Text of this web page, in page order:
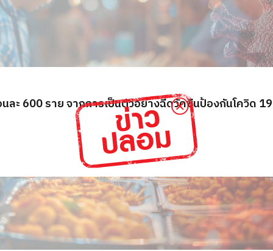
เสียชีวิตเดือนละ 600 ราย จากการเป็นตัวอย่างฉีดวัคซีนป้องกันโควิด 19